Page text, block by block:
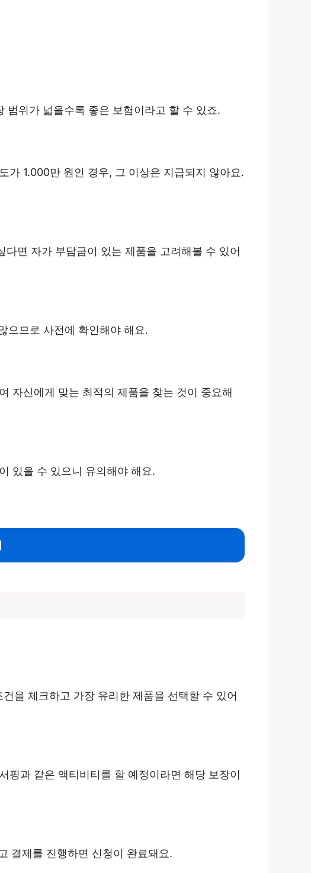
범위가 넓을수록 좋은 보험이라고 할 수 있죠.
가 1.000만 원인 경우, 그 이상은 지급되지 않아요.
면 자가 부담금이 있는 제품을 고려해볼 수 있어
으므로 사전에 확인해야 해요.
자신에게 맞는 최적의 제품을 찾는 것이 중요해
있을 수 있으니 유의해야 해요.
을 체크하고 가장 유리한 제품을 선택할 수 있어
핑과 같은 액티비티를 할 예정이라면 해당 보장이
결제를 진행하면 신청이 완료돼요.